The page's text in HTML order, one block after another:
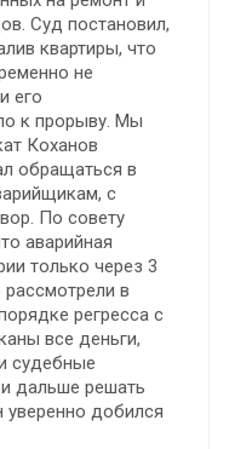
Суд постановил,
квартиры, что
не
его
к прорыву. Мы
Коханов
обращаться в
с
По совету
аварийная
только через 3
в
регресса с
все деньги,
судебные
дальше решать
добился